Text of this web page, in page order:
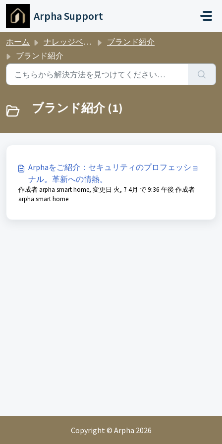
メインコンテンツに移動
Arpha Support
ホーム ナレッジベース
ブランド紹介
ブランド紹介
ブランド紹介 (1)
Arphaをご紹介：セキュリティのプロフェッショ
ナル。革新への情熱。
作成者 arpha smart home, 変更日 火, 7 4月 で 9:36 午後 作成者
arpha smart home
Copyright © Arpha 2026